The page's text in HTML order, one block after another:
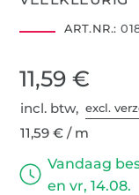
ART.NR.:
11,59 €
incl. btw,excl.
11,59 € / m
Vandaag
en vr, 14.08.